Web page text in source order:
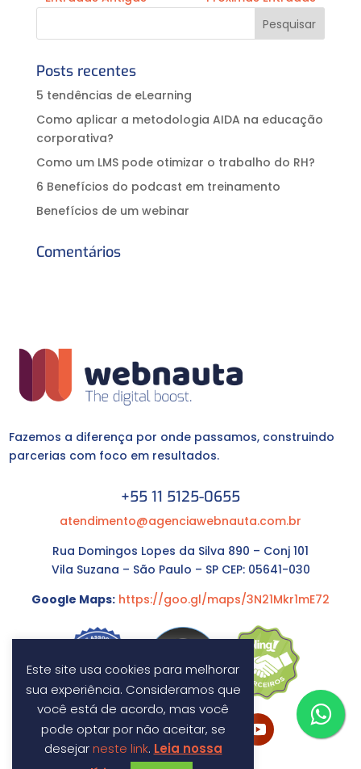
Posts recentes
5 tendências de eLearning
Como aplicar a metodologia AIDA na educação
corporativa?⠀
Como um LMS pode otimizar o trabalho do RH?
6 Benefícios do podcast em treinamento
Benefícios de um webinar
Comentários
Fazemos a diferença por onde passamos, construindo
parcerias com foco em resultados.
+55 11 5125-0655
atendimento@agenciawebnauta.com.br
Rua Domingos Lopes da Silva 890 – Conj 101
Vila Suzana – São Paulo – SP CEP: 05641-030
Google Maps: https://goo.gl/maps/3N21Mkr1mE72
Este site usa cookies para melhorar
sua experiência. Consideramos que
você está de acordo, mas você
pode optar por não aceitar, se
desejarneste link. Leia nossa